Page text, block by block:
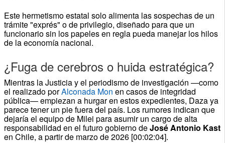
Este hermetismo estatal solo alimenta las sospechas de un
trámite "exprés" o de privilegio, diseñado para que un
funcionario sin los papeles en regla pueda manejar los hilos
de la economía nacional.
¿Fuga de cerebros o huida estratégica?
Mientras la Justicia y el periodismo de investigación —como
el realizado porAlconada Mon en casos de integridad
pública— empiezan a hurgar en estos expedientes, Daza ya
parece tener un pie fuera del país. Los rumores indican que
dejaría el equipo de Milei para asumir un cargo de alta
responsabilidad en el futuro gobierno deJosé Antonio Kast
en Chile, a partir de marzo de 2026 [00:02:04].